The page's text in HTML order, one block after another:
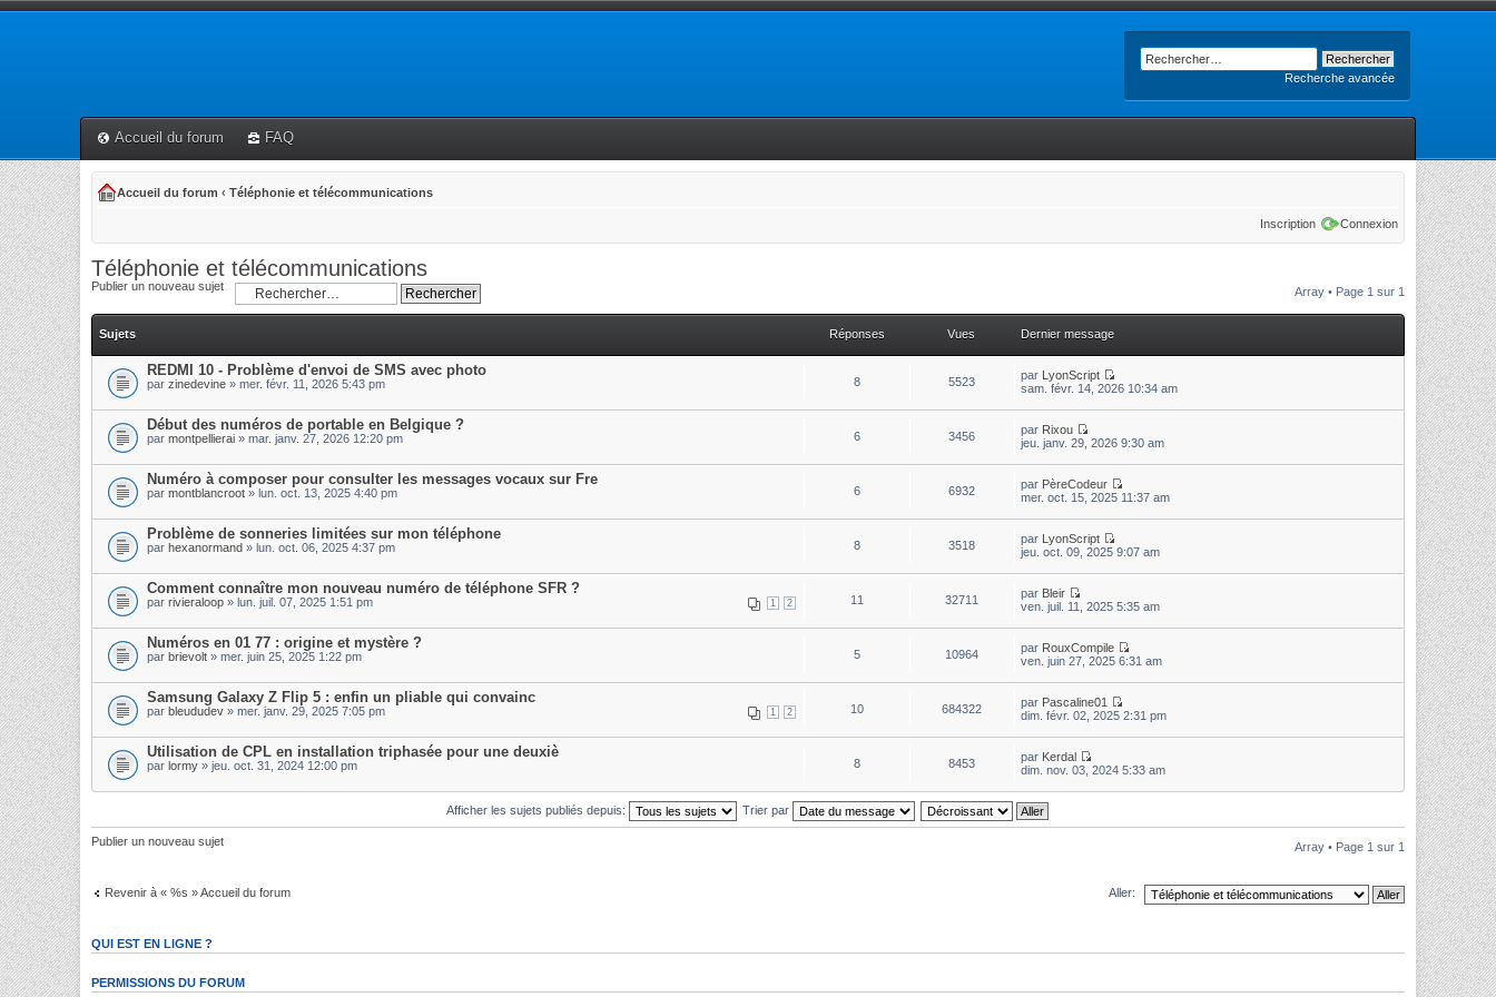
Recherche avancée
Accueil du forum FAQ
Accueil du forum ‹ Téléphonie et télécommunications
Inscription Connexion
Téléphonie et télécommunications
Publier un nouveau sujet Array • Page 1 sur 1
Sujets Réponses Vues Dernier message
REDMI 10 - Problème d'envoi de SMS avec photo
par zinedevine » mer. févr. 11, 2026 5:43 pm 8 5523 par LyonScript
sam. févr. 14, 2026 10:34 am
Début des numéros de portable en Belgique ?
par montpellierai » mar. janv. 27, 2026 12:20 pm 6 3456 par Rixou
jeu. janv. 29, 2026 9:30 am
Numéro à composer pour consulter les messages vocaux sur Fre
par montblancroot » lun. oct. 13, 2025 4:40 pm 6 6932 par PèreCodeur
mer. oct. 15, 2025 11:37 am
Problème de sonneries limitées sur mon téléphone
par hexanormand » lun. oct. 06, 2025 4:37 pm 8 3518 par LyonScript
jeu. oct. 09, 2025 9:07 am
Comment connaître mon nouveau numéro de téléphone SFR ?
1 2
par rivieraloop » lun. juil. 07, 2025 1:51 pm 11 32711 par Bleir
ven. juil. 11, 2025 5:35 am
Numéros en 01 77 : origine et mystère ?
par brievolt » mer. juin 25, 2025 1:22 pm 5 10964 par RouxCompile
ven. juin 27, 2025 6:31 am
Samsung Galaxy Z Flip 5 : enfin un pliable qui convainc
1 2
par bleududev » mer. janv. 29, 2025 7:05 pm 10 684322 par Pascaline01
dim. févr. 02, 2025 2:31 pm
Utilisation de CPL en installation triphasée pour une deuxiè
par lormy » jeu. oct. 31, 2024 12:00 pm 8 8453 par Kerdal
dim. nov. 03, 2024 5:33 am
Afficher les sujets publiés depuis: Trier par
Publier un nouveau sujet Array • Page 1 sur 1
Revenir à « %s » Accueil du forum Aller:
QUI EST EN LIGNE ?
PERMISSIONS DU FORUM